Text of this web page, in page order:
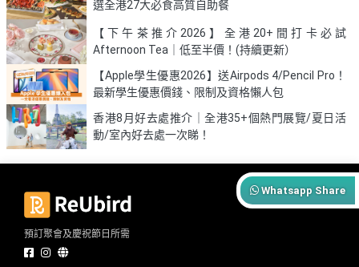
Whatsapp Share
選全港27大必食高質自助餐
【下午茶推介2026】全港20+間打卡必試
Afternoon Tea｜低至半價！(持續更新）
【Apple學生優惠2026】送Airpods 4/Pencil Pro！
最新學生優惠價錢、限制及資格懶人包
香港8月好去處推介｜全港35+個熱門展覽/夏日活
動/室內好去處一次睇！
預訂聚會及慶祝節日所需